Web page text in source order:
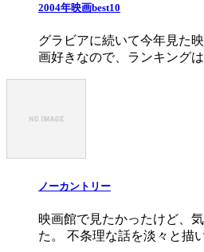
2004年映画best10
グラビアに続いて今年見た
画好きなので、ランキング
ノーカントリー
映画館で見たかったけど、
た。 不条理な話を淡々と描